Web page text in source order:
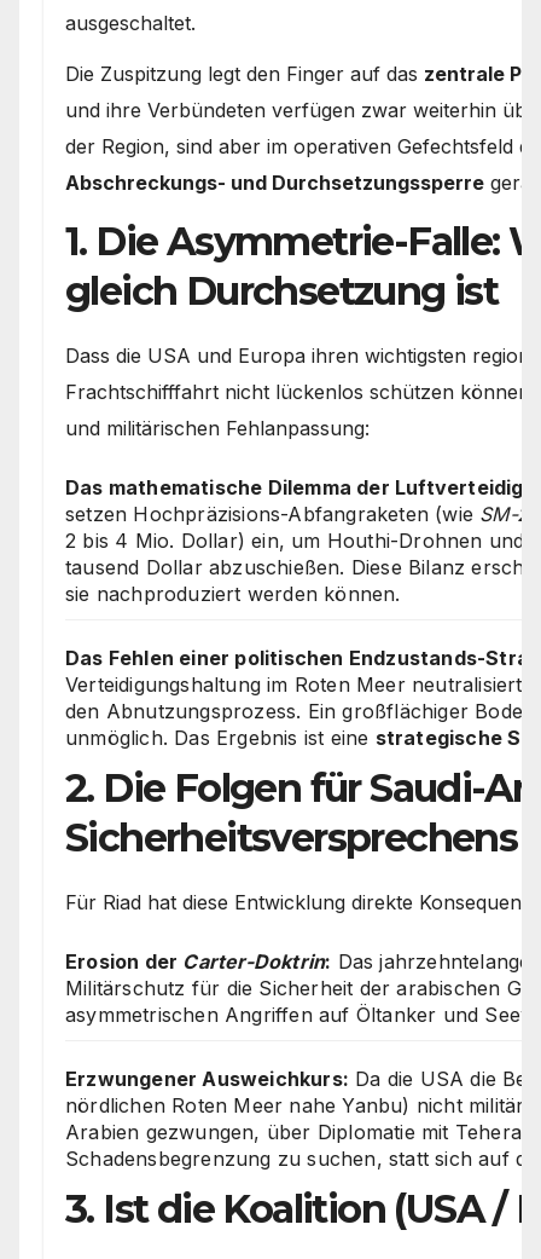
ausgeschaltet.
Die Zuspitzung legt den Finger auf das zentrale
und ihre Verbündeten verfügen zwar weiterhin
der Region, sind aber im operativen Gefechtsfeld
Abschreckungs- und Durchsetzungssperre
1. Die Asymmetrie-Falle:
gleich Durchsetzung ist
Dass die USA und Europa ihren wichtigsten
Frachtschifffahrt nicht lückenlos schützen
und militärischen Fehlanpassung:
Das mathematische Dilemma der
setzen Hochpräzisions-Abfangraketen (wie SM-2
2 bis 4 Mio. Dollar) ein, um Houthi-Drohnen und
tausend Dollar abzuschießen. Diese Bilanz
sie nachproduziert werden können.
Das Fehlen einer politischen Endzustands-
Verteidigungshaltung im Roten Meer
den Abnutzungsprozess. Ein großflächiger
unmöglich. Das Ergebnis ist eine strategische
2. Die Folgen für Saudi-
Sicherheitsversprechens
Für Riad hat diese Entwicklung direkte
Erosion der Carter-Doktrin: Das
Militärschutz für die Sicherheit der arabischen
asymmetrischen Angriffen auf Öltanker und
Erzwungener Ausweichkurs: Da die USA die
nördlichen Roten Meer nahe Yanbu) nicht
Arabien gezwungen, über Diplomatie mit
Schadensbegrenzung zu suchen, statt sich auf
3. Ist die Koalition (USA /